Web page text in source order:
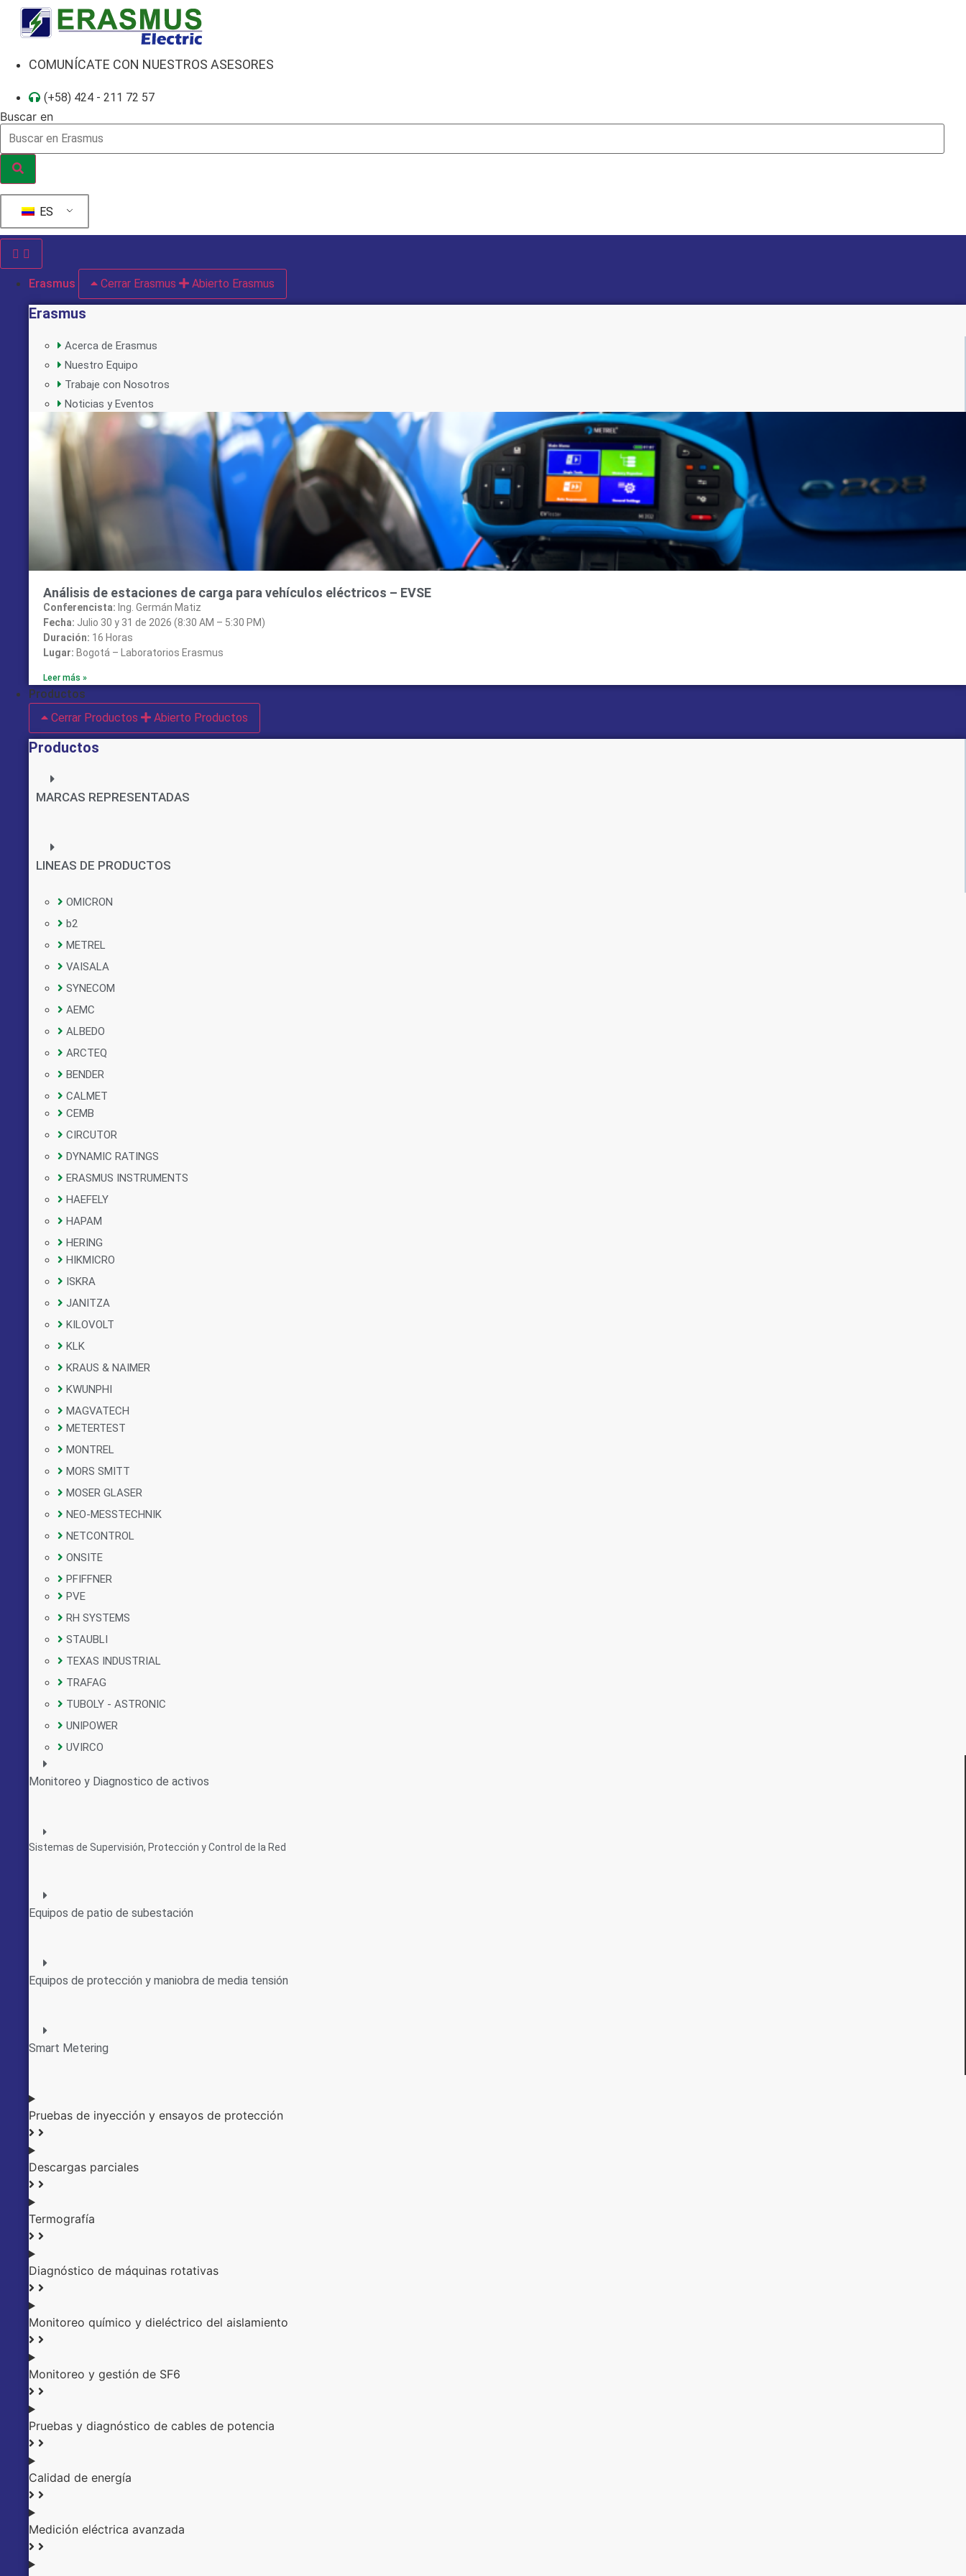
contenido
COMUNÍCATE CON NUESTROS ASESORES
(+58) 424 - 211 72 57
Buscar en
ES
Erasmus Cerrar Erasmus Abierto Erasmus
Erasmus
Acerca de Erasmus
Nuestro Equipo
Trabaje con Nosotros
Noticias y Eventos
Análisis de estaciones de carga para vehículos eléctricos – EVSE
Conferencista: Ing. Germán Matiz
Fecha: Julio 30 y 31 de 2026 (8:30 AM – 5:30 PM)
Duración: 16 Horas
Lugar: Bogotá – Laboratorios Erasmus
Leer más »
Productos
Cerrar Productos
Abierto Productos
Productos
MARCAS REPRESENTADAS
LINEAS DE PRODUCTOS
OMICRON
b2
METREL
VAISALA
SYNECOM
AEMC
ALBEDO
ARCTEQ
BENDER
CALMET
CEMB
CIRCUTOR
DYNAMIC RATINGS
ERASMUS INSTRUMENTS
HAEFELY
HAPAM
HERING
HIKMICRO
ISKRA
JANITZA
KILOVOLT
KLK
KRAUS & NAIMER
KWUNPHI
MAGVATECH
METERTEST
MONTREL
MORS SMITT
MOSER GLASER
NEO-MESSTECHNIK
NETCONTROL
ONSITE
PFIFFNER
PVE
RH SYSTEMS
STAUBLI
TEXAS INDUSTRIAL
TRAFAG
TUBOLY - ASTRONIC
UNIPOWER
UVIRCO
Monitoreo y Diagnostico de activos
Sistemas de Supervisión, Protección y Control de la Red
Equipos de patio de subestación
Equipos de protección y maniobra de media tensión
Smart Metering
Pruebas de inyección y ensayos de protección
Descargas parciales
Termografía
Diagnóstico de máquinas rotativas
Monitoreo químico y dieléctrico del aislamiento
Monitoreo y gestión de SF6
Pruebas y diagnóstico de cables de potencia
Calidad de energía
Medición eléctrica avanzada